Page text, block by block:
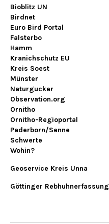
Bioblitz UN
Birdnet
Euro Bird Portal
Falsterbo
Hamm
Kranichschutz EU
Kreis Soest
Münster
Naturgucker
Observation.org
Ornitho
Ornitho-Regioportal
Paderborn/Senne
Schwerte
Wohin?
Geoservice Kreis Unna
Göttinger Rebhuhnerfassung